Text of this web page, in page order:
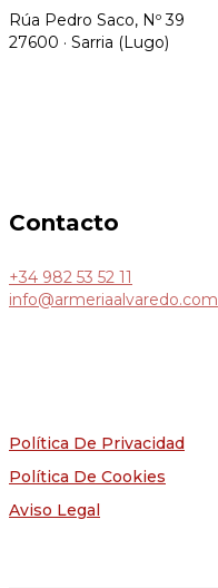
Rúa Pedro Saco, Nº 39
27600 · Sarria (Lugo)
Contacto
+34 982 53 52 11
info@armeriaalvaredo.com
Política De Privacidad
Política De Cookies
Aviso Legal